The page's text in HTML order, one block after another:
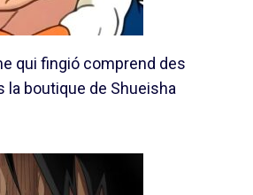
qui fingió comprend des
la boutique de Shueisha